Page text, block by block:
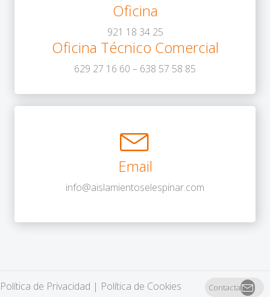
Oficina
921 18 34 25
Oficina Técnico Comercial
629 27 16 60 – 638 57 58 85
Email
info@aislamientoselespinar.com
Política de Privacidad | Política de Cookies Contacta